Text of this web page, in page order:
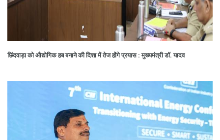
छिंदवाड़ा को औद्योगिक हब बनाने की दिशा में तेज होंगे प्रयास : मुख्यमंत्री डॉ. यादव